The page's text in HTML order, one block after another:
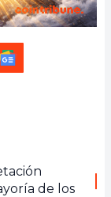
de los